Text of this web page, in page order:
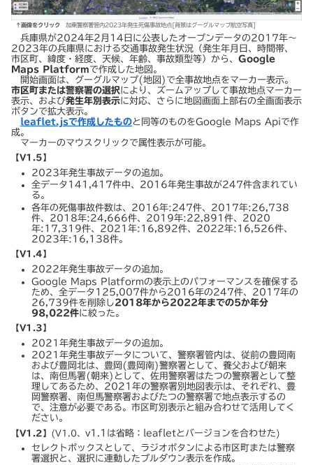
↑画像をクリック 加東警察署管内2023年発生死傷事故地点[背景はグーグルマップ航空写真]
兵庫県が2024年2月14日に公表したオープンデータの2017年～
2023年の兵庫県における交通事故発生状況（発生年月日、時間帯、
市区町、緯度・経度、天候、年齢、事故類型等）から、 Google
Maps Platformで作成した地図。
開始画面は、グーグルマップ(地図)で全事故地点をマーカー表示。
市区町または警察署の選択により、ズームアップして事故地点マーカー
表示、および発生年別表示に対応、さらに地図画面上部右の全画面表示
ボタンで拡大表示。
leaflet.jsで作成したものと同等のものをGoogle Maps Apiで作
成。
マーカーのマウスクリックで属性表示が可能。
【V1.5 】
2023年発生事故データの追加。
全データ141,417件中、2016年発生事故が247件含まれてい
る。
各年の死傷事故件数は、2016年:247件、2017年:26,738
件、2018年:24,666件、2019年:22,891件、2020
年:17,319件、2021年:16,892件、2022年:16,526件、
2023年:16,138件。
【V1.4 】
2022年発生事故データの追加。
Google Maps Platformの表示上のパフォーマンスを確保する
ため、全データ125,007件から2016年の247件、2017年の
26,739件を削除し2018年から2022年までの5か年分
98,022件に絞った。
【V1.3】
2021年発生事故データの追加。
2021年発生事故データについて、警察署管内は、従前の豊岡南
および豊岡北は、豊岡(豊岡南)警察署として、養父および朝来
は、南但馬署(朝来)として、佐用警察署はたつの警察署として整
理してあるため、2021年の警察署別地図表示は、それぞれ、豊
岡警察署、南但馬警察署およびたつの警察署で地点表示するの
で、注意が必要である。市区町別表示と組み合わせて活用してく
ださい。
【V1.2】 (V1.0、 v1.1は省略：leafletとバージョンを合わせた)
セレクトボックスとして、ラジオボタンによる市区町または警察
署選択と、選択に連動したプルダウン表示を作成。